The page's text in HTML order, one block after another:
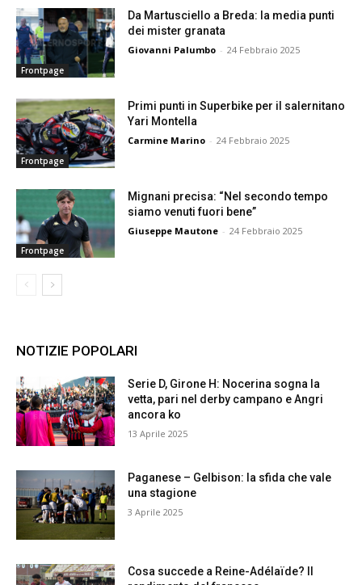
Frontpage
Da Martusciello a Breda: la media punti
dei mister granata
Giovanni Palumbo - 24 Febbraio 2025
Frontpage
Primi punti in Superbike per il salernitano
Yari Montella
Carmine Marino - 24 Febbraio 2025
Frontpage
Mignani precisa: “Nel secondo tempo
siamo venuti fuori bene”
Giuseppe Mautone - 24 Febbraio 2025
NOTIZIE POPOLARI
Serie D, Girone H: Nocerina sogna la
vetta, pari nel derby campano e Angri
ancora ko
13 Aprile 2025
Paganese – Gelbison: la sfida che vale
una stagione
3 Aprile 2025
Cosa succede a Reine-Adélaïde? Il